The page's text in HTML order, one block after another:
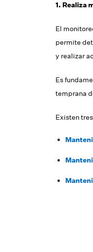
1. Realiza
El
permite
y realizar
Es
temprana
Existen